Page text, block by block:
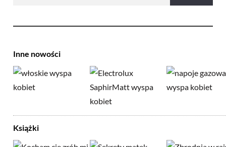
Inne nowości
Książki